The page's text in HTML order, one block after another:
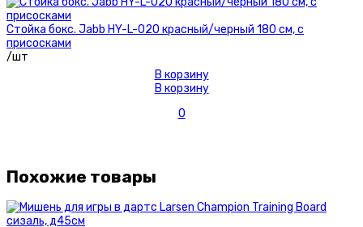
Стойка бокс. Jabb HY-L-020 красный/черный 180 см, с
присосками
/шт
В корзину
В корзину
0
Похожие товары